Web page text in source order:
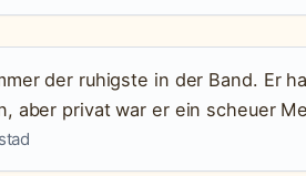
der ruhigste in der Band. Er
aber privat war er ein scheuer